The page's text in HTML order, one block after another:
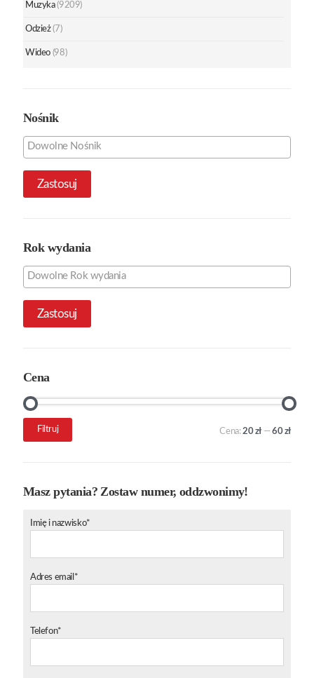
Muzyka (9209)
Odzież (7)
Wideo (98)
Nośnik
Zastosuj
Rok wydania
Zastosuj
Cena
Cena
Cena
Filtruj Cena:20 zł —60 zł
Masz pytania? Zostaw numer, oddzwonimy!
Imię i nazwisko*
Adres email*
Telefon*